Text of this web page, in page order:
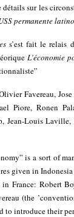
sur les
permanente
s’est fait le relais
L’économie
Favereau,
Piore, Ronen
Jean-Louis
is a sort of
given in
France: Robert
(the
introduce their